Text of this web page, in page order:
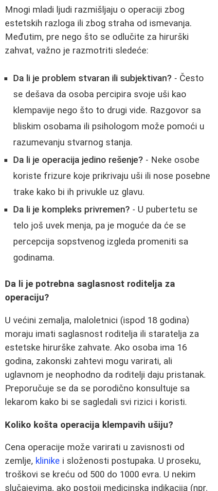
Mnogi mladi ljudi razmišljaju o operaciji zbog
estetskih razloga ili zbog straha od ismevanja.
Međutim, pre nego što se odlučite za hirurški
zahvat, važno je razmotriti sledeće:
Da li je problem stvaran ili subjektivan? - Često
se dešava da osoba percipira svoje uši kao
klempavije nego što to drugi vide. Razgovor sa
bliskim osobama ili psihologom može pomoći u
razumevanju stvarnog stanja.
Da li je operacija jedino rešenje? - Neke osobe
koriste frizure koje prikrivaju uši ili nose posebne
trake kako bi ih privukle uz glavu.
Da li je kompleks privremen? - U pubertetu se
telo još uvek menja, pa je moguće da će se
percepcija sopstvenog izgleda promeniti sa
godinama.
Da li je potrebna saglasnost roditelja za
operaciju?
U većini zemalja, maloletnici (ispod 18 godina)
moraju imati saglasnost roditelja ili staratelja za
estetske hirurške zahvate. Ako osoba ima 16
godina, zakonski zahtevi mogu varirati, ali
uglavnom je neophodno da roditelji daju pristanak.
Preporučuje se da se porodično konsultuje sa
lekarom kako bi se sagledali svi rizici i koristi.
Koliko košta operacija klempavih ušiju?
Cena operacije može varirati u zavisnosti od
zemlje, klinike i složenosti postupaka. U proseku,
troškovi se kreću od 500 do 1000 evra. U nekim
slučajevima, ako postoji medicinska indikacija (npr.